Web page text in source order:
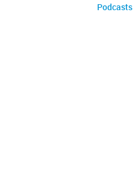
Podcasts